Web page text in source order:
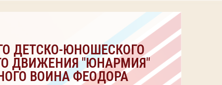
ДЕТСКО-ЮНОШЕСКОГО
ДВИЖЕНИЯ "ЮНАРМИЯ"
ВОИНА ФЕОДОРА